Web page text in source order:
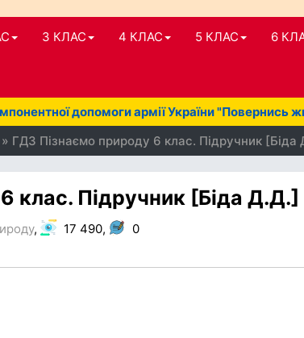
3 КЛАС 4 КЛАС 5 КЛАС 6
допомоги армії України "Повернись
» ГДЗ Пізнаємо природу 6 клас. Підручник
клас. Підручник [Біда
, 17 490, 0